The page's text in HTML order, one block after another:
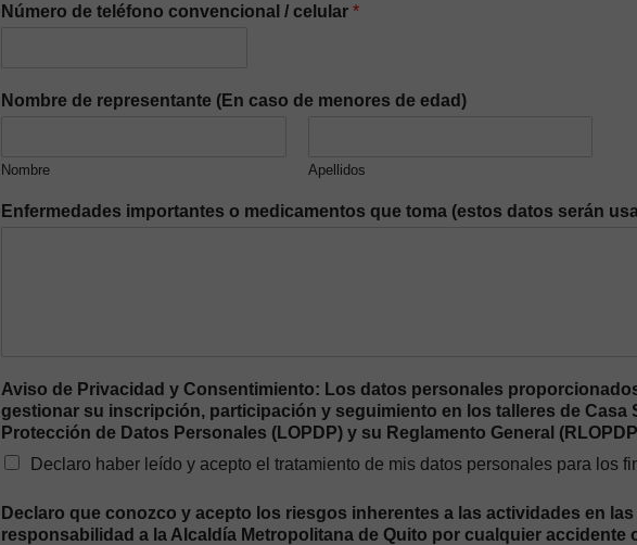
Número de teléfono convencional / celular *
Nombre de representante (En caso de menores de edad)
Nombre Apellidos
Enfermedades importantes o medicamentos que toma (estos datos serán
Aviso de Privacidad y Consentimiento: Los datos personales
gestionar su inscripción, participación y seguimiento en los talleres de Casa
Protección de Datos Personales (LOPDP) y su Reglamento General
Declaro haber leído y acepto el tratamiento de mis datos personales para los
Declaro que conozco y acepto los riesgos inherentes a las actividades en
responsabilidad a la Alcaldía Metropolitana de Quito por cualquier